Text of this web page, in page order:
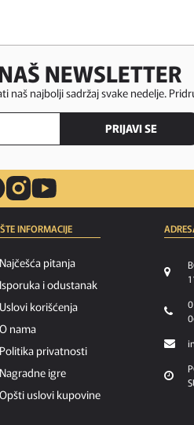
NEWSLETTER
naš najbolji sadržaj svake nedelje.
PRIJAVI SE
INFORMACIJE
Najčešća pitanja
Isporuka i odustanak
Uslovi korišćenja
O nama
Politika privatnosti
Nagradne igre
Opšti uslovi kupovine